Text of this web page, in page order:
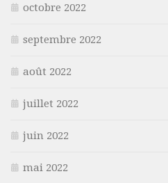
octobre 2022
septembre 2022
août 2022
juillet 2022
juin 2022
mai 2022